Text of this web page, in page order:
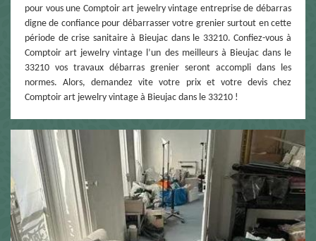
pour vous une Comptoir art jewelry vintage entreprise de débarras
digne de confiance pour débarrasser votre grenier surtout en cette
période de crise sanitaire à Bieujac dans le 33210. Confiez-vous à
Comptoir art jewelry vintage l’un des meilleurs à Bieujac dans le
33210 vos travaux débarras grenier seront accompli dans les
normes. Alors, demandez vite votre prix et votre devis chez
Comptoir art jewelry vintage à Bieujac dans le 33210 !